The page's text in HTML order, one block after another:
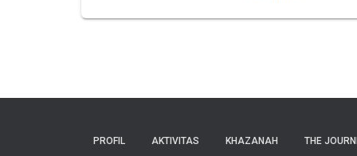
PROFIL AKTIVITAS KHAZANAH THE